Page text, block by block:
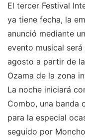
El tercer Festival
ya tiene fecha, la
anunció mediante
evento musical
agosto a partir de
Ozama de la zona
La noche iniciará
Combo, una banda
para la especial
seguido por